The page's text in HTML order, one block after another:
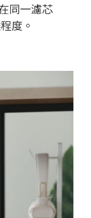
同一濾芯
度。